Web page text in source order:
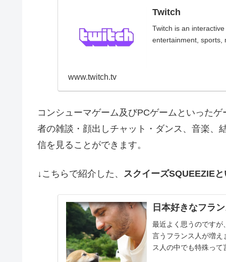
Twitch
Twitch is an
entertainment, sports,
www.twitch.tv
コンシューマゲーム及びPCゲームといった
者の雑談・顔出しチャット・ダンス、音楽、
信を見ることができます。
↓こちらで紹介した、 スクイーズSQUEEZIE
日本好きなフラ
最近よく思うのですが
言うフランス人が増え
ス人の中でも特殊っ